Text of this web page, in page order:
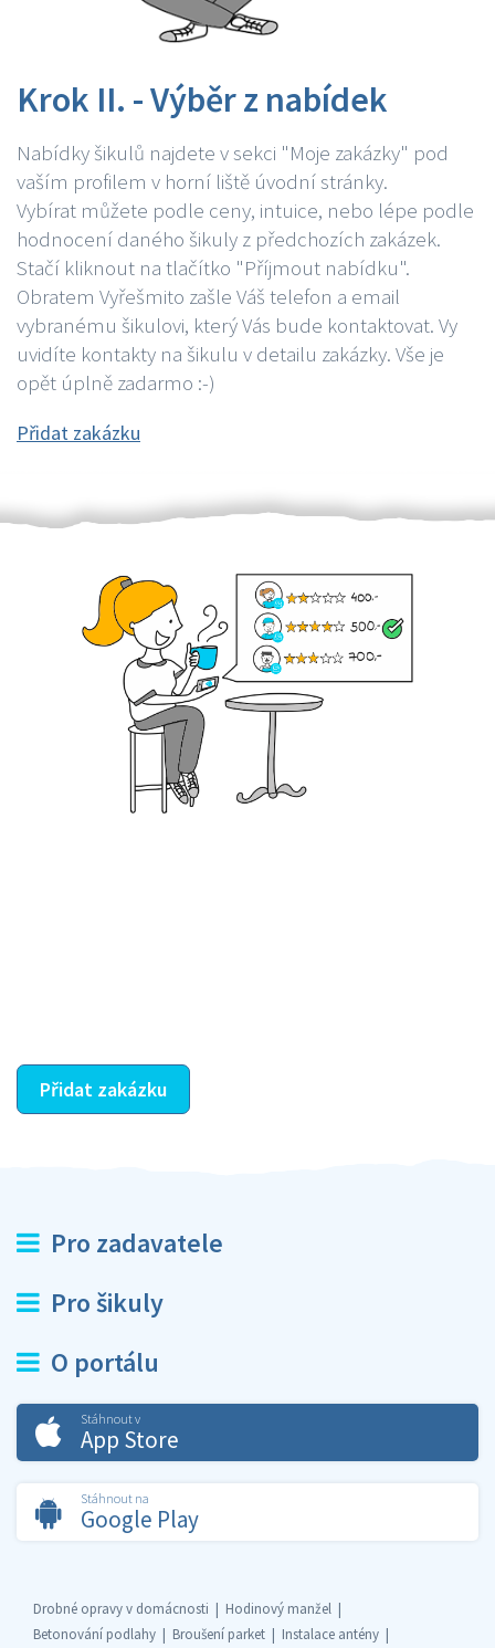
Krok II. - Výběr z nabídek
Nabídky šikulů najdete v sekci "Moje zakázky" pod
vaším profilem v horní liště úvodní stránky.
Vybírat můžete podle ceny, intuice, nebo lépe podle
hodnocení daného šikuly z předchozích zakázek.
Stačí kliknout na tlačítko "Příjmout nabídku".
Obratem Vyřešmito zašle Váš telefon a email
vybranému šikulovi, který Vás bude kontaktovat. Vy
uvidíte kontakty na šikulu v detailu zakázky. Vše je
opět úplně zadarmo :-)
Přidat zakázku
Přidat zakázku
Pro zadavatele
Pro šikuly
O portálu
Stáhnout v
App Store
Stáhnout na
Google Play
Drobné opravy v domácnosti
Hodinový manžel
Betonování podlahy
Broušení parket Instalace antény